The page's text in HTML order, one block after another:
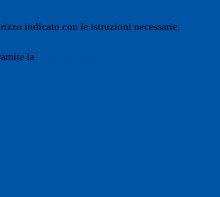
indicato con le istruzioni necessarie.
la